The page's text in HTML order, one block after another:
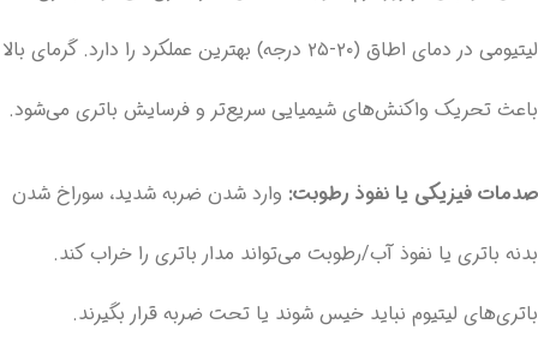
لیتیومی در دمای اطاق (۲۰-۲۵ درجه) بهترین عملکرد را دارد. گرمای بالا
باعث تحریک واکنش‌های شیمیایی سریع‌تر و فرسایش باتری می‌شود.
صدمات فیزیکی یا نفوذ رطوبت: وارد شدن ضربه شدید، سوراخ شدن
بدنه باتری یا نفوذ آب/رطوبت می‌تواند مدار باتری را خراب کند.
باتری‌های لیتیوم نباید خیس شوند یا تحت ضربه قرار بگیرند.